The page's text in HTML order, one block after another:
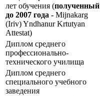
лет обучения (полученный
до 2007 года - Mijnakarg
(Iriv) Yndhanur Krtutyan
Attestat)
Диплом среднего
профессионально-
технического училища
Диплом среднего
специального учебного
заведения